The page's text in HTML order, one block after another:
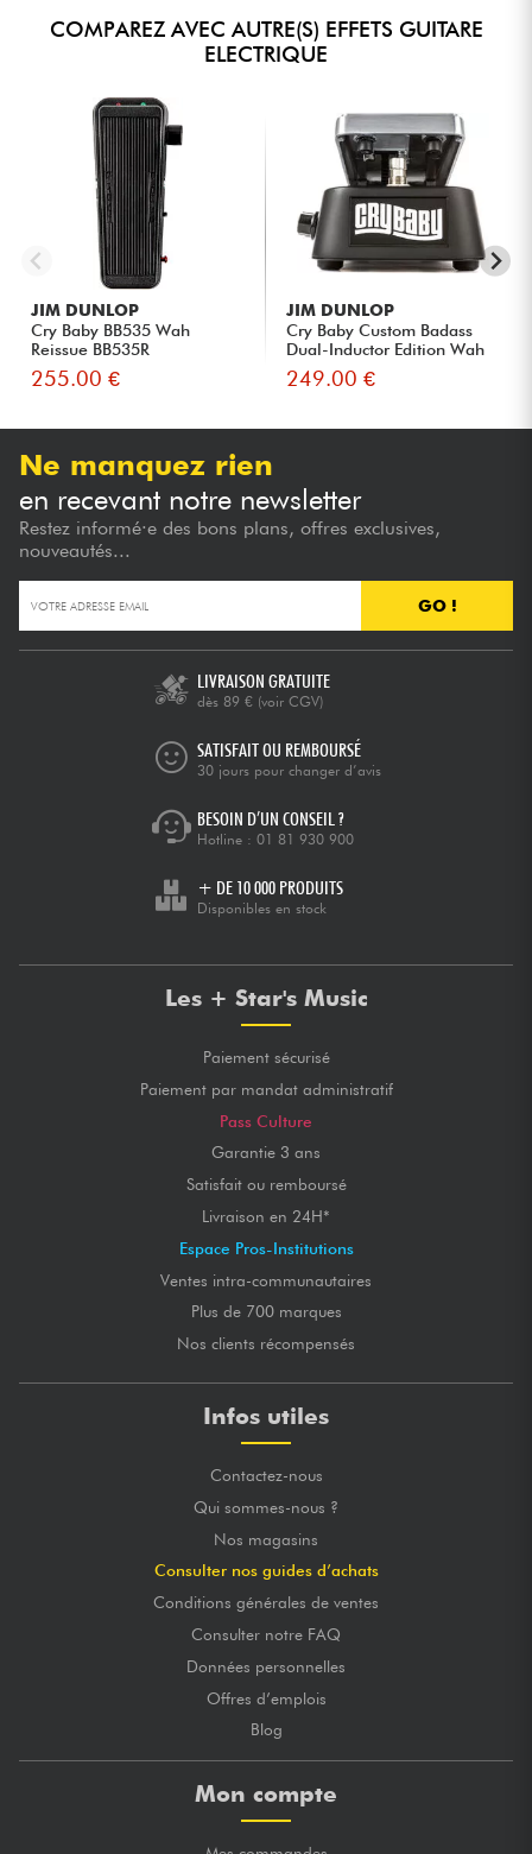
COMPAREZ AVEC AUTRE(S) EFFETS GUITARE
ELECTRIQUE
JIM DUNLOP
Cry Baby BB535 Wah
Reissue BB535R
255.00 €
JIM DUNLOP
Cry Baby Custom Badass
Dual-Inductor Edition Wah
G...
249.00 €
Ne manquez rien
en recevant notre newsletter
Restez informé·e des bons plans, offres exclusives,
nouveautés...
GO !
LIVRAISON GRATUITE
dès 89 € (voir CGV)
SATISFAIT OU REMBOURSÉ
30 jours pour changer d’avis
BESOIN D’UN CONSEIL ?
Hotline : 01 81 930 900
+ DE 10 000 PRODUITS
Disponibles en stock
Les + Star's Music
Paiement sécurisé
Paiement par mandat administratif
Pass Culture
Garantie 3 ans
Satisfait ou remboursé
Livraison en 24H*
Espace Pros-Institutions
Ventes intra-communautaires
Plus de 700 marques
Nos clients récompensés
Infos utiles
Contactez-nous
Qui sommes-nous ?
Nos magasins
Consulter nos guides d’achats
Conditions générales de ventes
Consulter notre FAQ
Données personnelles
Offres d’emplois
Blog
Mon compte